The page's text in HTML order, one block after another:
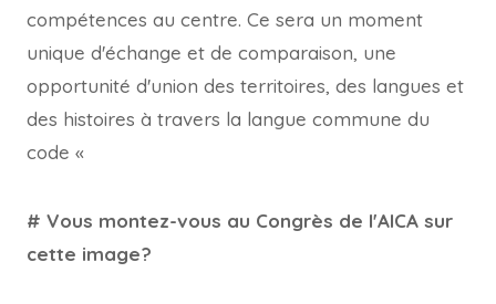
compétences au centre. Ce sera un moment
unique d'échange et de comparaison, une
opportunité d'union des territoires, des langues et
des histoires à travers la langue commune du
code «
# Vous montez-vous au Congrès de l'AICA sur
cette image?